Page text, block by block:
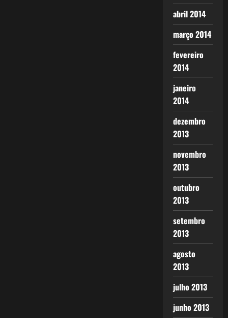
abril 2014
março 2014
fevereiro
2014
janeiro
2014
dezembro
2013
novembro
2013
outubro
2013
setembro
2013
agosto
2013
julho 2013
junho 2013